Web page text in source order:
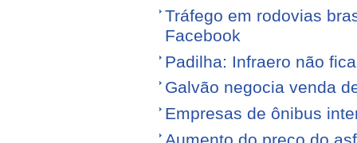
Tráfego em rodovias
Facebook
Padilha: Infraero não
Galvão negocia venda
Empresas de ônibus